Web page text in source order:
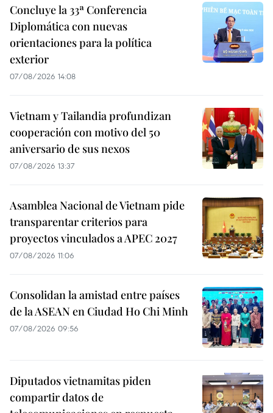
Concluye la 33ª Conferencia
Diplomática con nuevas
orientaciones para la política
exterior
07/08/2026 14:08
Vietnam y Tailandia profundizan
cooperación con motivo del 50
aniversario de sus nexos
07/08/2026 13:37
Asamblea Nacional de Vietnam pide
transparentar criterios para
proyectos vinculados a APEC 2027
07/08/2026 11:06
Consolidan la amistad entre países
de la ASEAN en Ciudad Ho Chi Minh
07/08/2026 09:56
Diputados vietnamitas piden
compartir datos de